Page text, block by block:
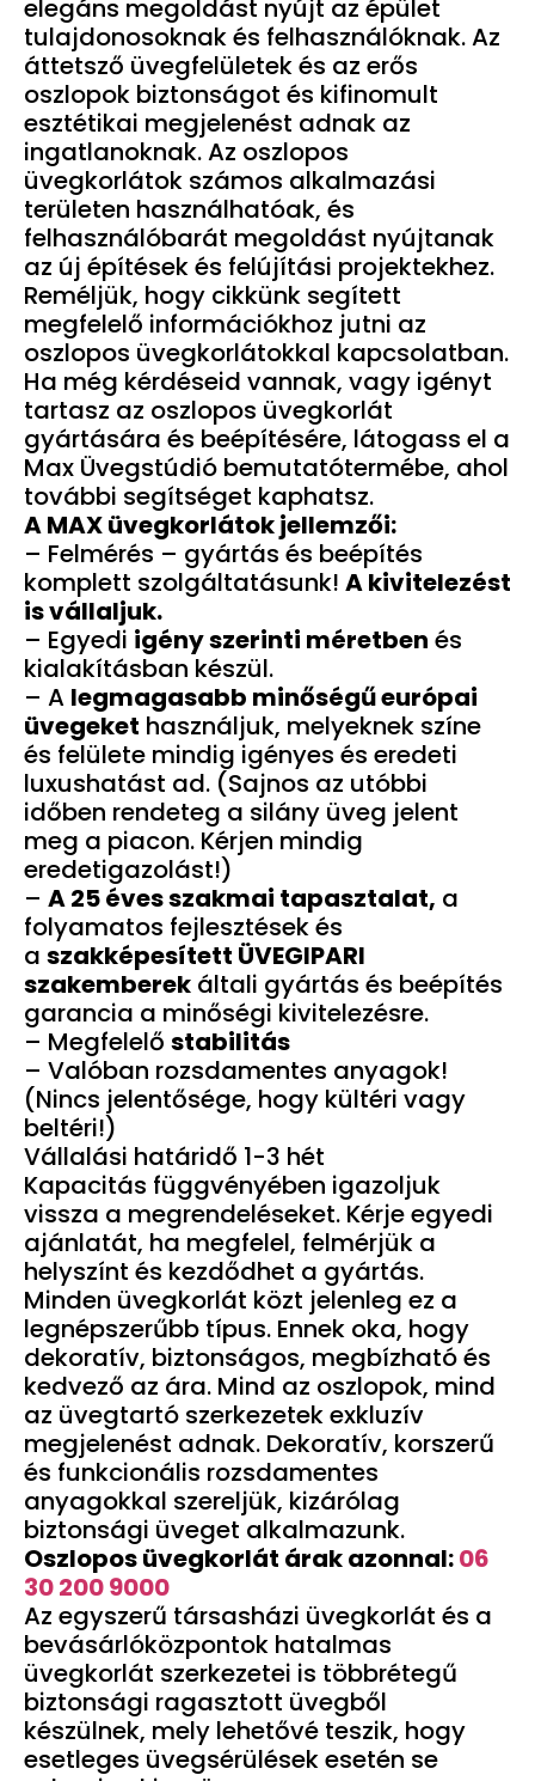
elegáns megoldást nyújt az épület
tulajdonosoknak és felhasználóknak. Az
áttetsző üvegfelületek és az erős
oszlopok biztonságot és kifinomult
esztétikai megjelenést adnak az
ingatlanoknak. Az oszlopos
üvegkorlátok számos alkalmazási
területen használhatóak, és
felhasználóbarát megoldást nyújtanak
az új építések és felújítási projektekhez.
Reméljük, hogy cikkünk segített
megfelelő információkhoz jutni az
oszlopos üvegkorlátokkal kapcsolatban.
Ha még kérdéseid vannak, vagy igényt
tartasz az oszlopos üvegkorlát
gyártására és beépítésére, látogass el a
Max Üvegstúdió bemutatótermébe, ahol
további segítséget kaphatsz.
A MAX üvegkorlátok jellemzői:
– Felmérés – gyártás és beépítés
komplett szolgáltatásunk! A kivitelezést
is vállaljuk.
– Egyedi igény szerinti méretben és
kialakításban készül.
– A legmagasabb minőségű európai
üvegeket használjuk, melyeknek színe
és felülete mindig igényes és eredeti
luxushatást ad. (Sajnos az utóbbi
időben rendeteg a silány üveg jelent
meg a piacon. Kérjen mindig
eredetigazolást!)
– A 25 éves szakmai tapasztalat, a
folyamatos fejlesztések és
a szakképesített ÜVEGIPARI
szakemberek általi gyártás és beépítés
garancia a minőségi kivitelezésre.
– Megfelelő stabilitás
– Valóban rozsdamentes anyagok!
(Nincs jelentősége, hogy kültéri vagy
beltéri!)
Vállalási határidő 1-3 hét
Kapacitás függvényében igazoljuk
vissza a megrendeléseket. Kérje egyedi
ajánlatát, ha megfelel, felmérjük a
helyszínt és kezdődhet a gyártás.
Minden üvegkorlát közt jelenleg ez a
legnépszerűbb típus. Ennek oka, hogy
dekoratív, biztonságos, megbízható és
kedvező az ára. Mind az oszlopok, mind
az üvegtartó szerkezetek exkluzív
megjelenést adnak. Dekoratív, korszerű
és funkcionális rozsdamentes
anyagokkal szereljük, kizárólag
biztonsági üveget alkalmazunk.
Oszlopos üvegkorlát árak azonnal:06
30 200 9000
Az egyszerű társasházi üvegkorlát és a
bevásárlóközpontok hatalmas
üvegkorlát szerkezetei is többrétegű
biztonsági ragasztott üvegből
készülnek, mely lehetővé teszik, hogy
esetleges üvegsérülések esetén se